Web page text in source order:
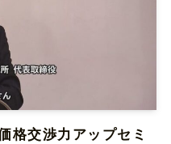
交渉力アップセミ